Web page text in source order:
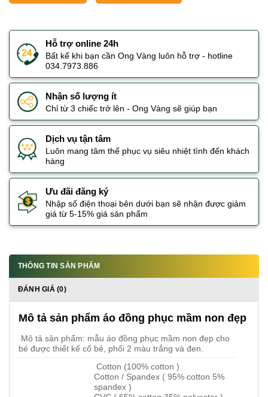
Hỗ trợ online 24h
Bất kể khi bạn cần Ong Vàng luôn hỗ trợ - hotline
034.7973.886
Nhận số lượng ít
Chỉ từ 3 chiếc trở lên - Ong Vàng sẽ giúp bạn
Dịch vụ tận tâm
Luôn mang tâm thế phục vụ siêu nhiệt tình đến khách
hàng
Ưu đãi đăng ký
Nhập số điện thoại bên dưới bạn sẽ nhận được giảm
giá từ 5-15% giá sản phẩm
THÔNG TIN SẢN PHẨM
ĐÁNH GIÁ (0)
Mô tả sản phẩm áo đồng phục mầm non đẹp
Mô tả sản phẩm: mẫu áo đồng phục mầm non đẹp cho
bé được thiết kế cổ bẻ, phối 2 màu trắng và đen.
Cotton (100% cotton )
Cotton / Spandex ( 95% cotton 5%
spandex )